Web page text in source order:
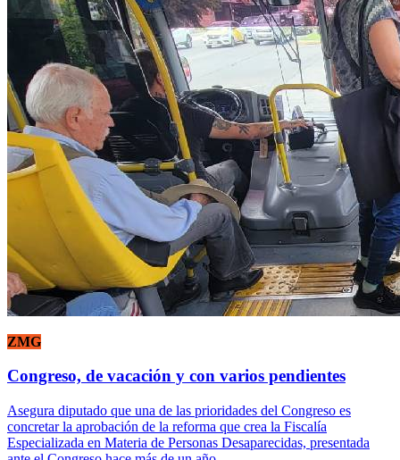
ZMG
Congreso, de vacación y con varios pendientes
Asegura diputado que una de las prioridades del Congreso es
concretar la aprobación de la reforma que crea la Fiscalía
Especializada en Materia de Personas Desaparecidas, presentada